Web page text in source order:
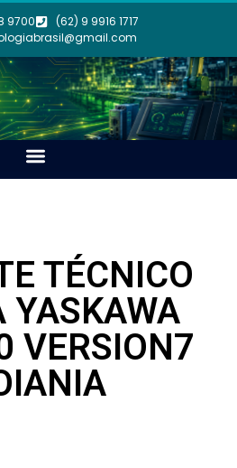
9700
(62) 9 9916 1717
TÉCNICO
YASKAWA
VERSION7